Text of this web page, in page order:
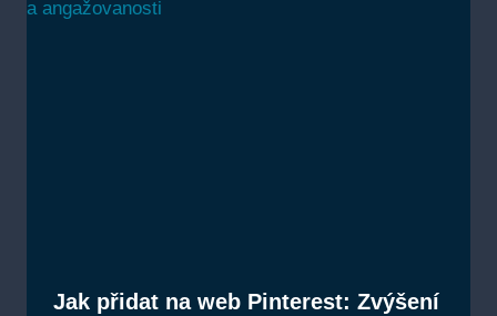
Jak přidat na web Pinterest: Zvýšení